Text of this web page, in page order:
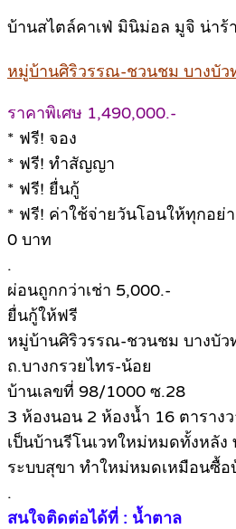
บ้านสไตล์คาเฟ่ มินิม่อล มูจิ น่าร้
หมู่บ้านศิริวรรณ-ชวนชม บางบัว
ราคาพิเศษ 1,490,000.-
* ฟรี! จอง
* ฟรี! ทำสัญญา
* ฟรี! ยื่นกู้
* ฟรี! ค่าใช้จ่ายวันโอนให้ทุกอย่
0 บาท
.
ผ่อนถูกกว่าเช่า 5,000.-
ยื่นกู้ให้ฟรี
หมู่บ้านศิริวรรณ-ชวนชม บางบัว
ถ.บางกรวยไทร-น้อย
บ้านเลขที่ 98/1000 ซ.28
3 ห้องนอน 2 ห้องน้ำ 16 ตาราง
เป็นบ้านรีโนเวทใหม่หมดทั้งหลัง
ระบบสุขา ทำใหม่หมดเหมือนซื้อ
.
สนใจติดต่อได้ที่ : น้ำตาล